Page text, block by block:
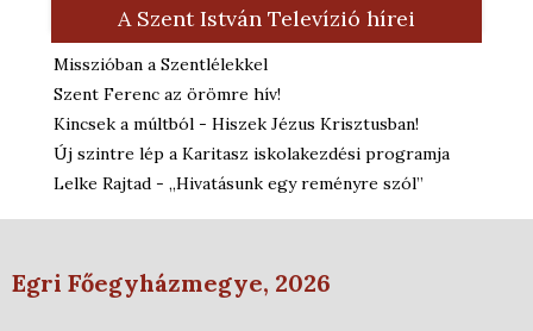
A Szent István Televízió hírei
Misszióban a Szentlélekkel
Szent Ferenc az örömre hív!
Kincsek a múltból - Hiszek Jézus Krisztusban!
Új szintre lép a Karitasz iskolakezdési programja
Lelke Rajtad - „Hivatásunk egy reményre szól”
Egri Főegyházmegye, 2026